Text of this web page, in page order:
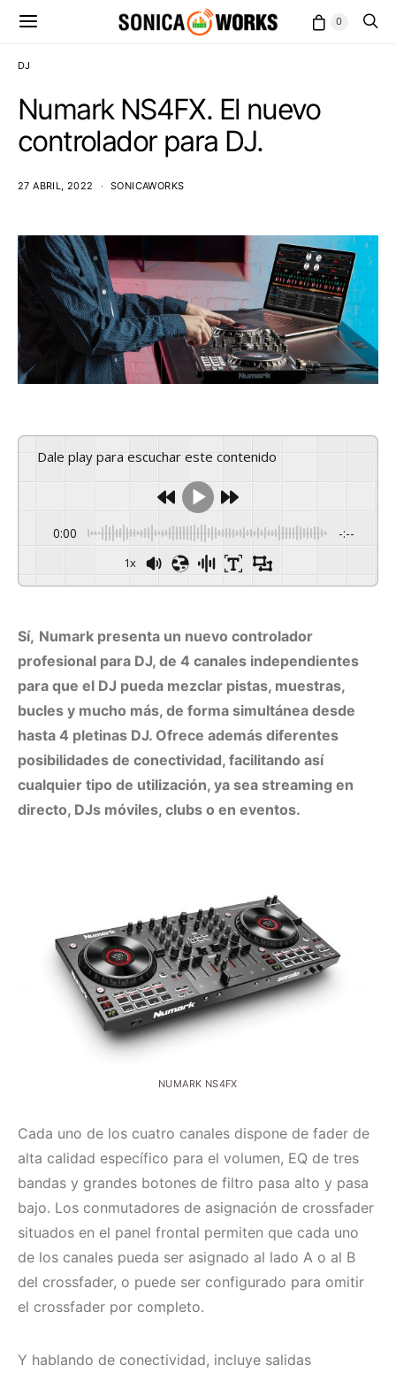
0
DJ
Numark NS4FX. El nuevo
controlador para DJ.
27 ABRIL, 2022 SONICAWORKS
Dale play para escuchar este contenido
0:00 -:--
1x
Sí, Numark presenta un nuevo controlador
profesional para DJ, de 4 canales independientes
para que el DJ pueda mezclar pistas, muestras,
bucles y mucho más, de forma simultánea desde
hasta 4 pletinas DJ. Ofrece además diferentes
posibilidades de conectividad, facilitando así
cualquier tipo de utilización, ya sea streaming en
directo, DJs móviles, clubs o en eventos.
NUMARK NS4FX
Cada uno de los cuatro canales dispone de fader de
alta calidad específico para el volumen, EQ de tres
bandas y grandes botones de filtro pasa alto y pasa
bajo. Los conmutadores de asignación de crossfader
situados en el panel frontal permiten que cada uno
de los canales pueda ser asignado al lado A o al B
del crossfader, o puede ser configurado para omitir
el crossfader por completo.
Y hablando de conectividad, incluye salidas